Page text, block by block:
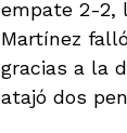
empate 2-2,
Martínez
gracias a la
atajó dos